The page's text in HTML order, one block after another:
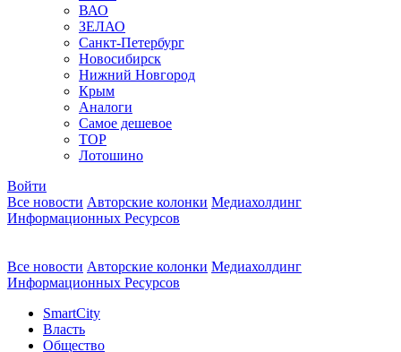
ВАО
ЗЕЛАО
Санкт-Петербург
Новосибирск
Нижний Новгород
Крым
Аналоги
Самое дешевое
TOP
Лотошино
Войти
Все новости Авторские колонки Медиахолдинг
Информационных Ресурсов
Все новости Авторские колонки Медиахолдинг
Информационных Ресурсов
SmartCity
Власть
Общество